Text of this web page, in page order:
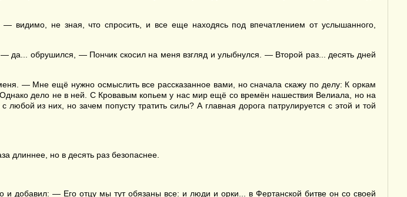
видимо, не зная, что спросить, и все еще находясь под впечатлением от услышанного,
обрушился, — Пончик скосил на меня взгляд и улыбнулся. — Второй раз... десять дней
— Мне ещё нужно осмыслить все рассказанное вами, но сначала скажу по делу: К оркам
дело не в ней. С Кровавым копьем у нас мир ещё со времён нашествия Велиала, но на
из них, но зачем попусту тратить силы? А главная дорога патрулируется с этой и той
длиннее, но в десять раз безопаснее.
— Его отцу мы тут обязаны все: и люди и орки... в Фертанской битве он со своей